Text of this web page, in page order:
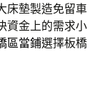
床墊製造免留車
資金上的需求小
區當鋪選擇板橋